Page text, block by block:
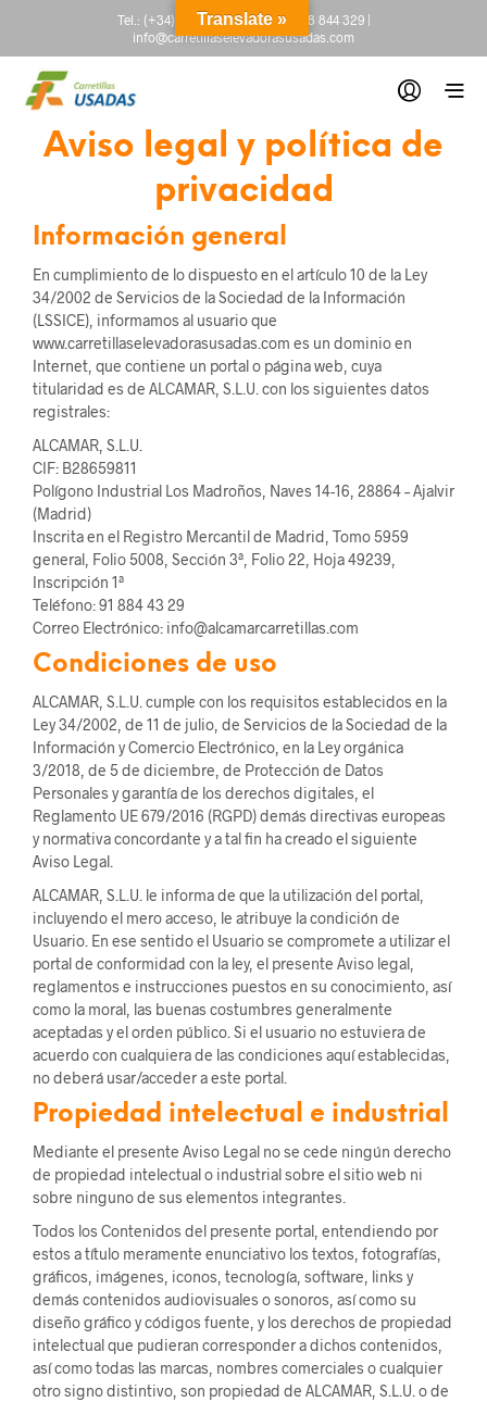
Tel.: (+34) 665 845 222-(+34) 918 844 329|
info@carretillaselevadorasusadas.com
Aviso legal y política de
privacidad
Información general
En cumplimiento de lo dispuesto en el artículo 10 de la Ley
34/2002 de Servicios de la Sociedad de la Información
(LSSICE), informamos al usuario que
www.carretillaselevadorasusadas.com es un dominio en
Internet, que contiene un portal o página web, cuya
titularidad es de ALCAMAR, S.L.U. con los siguientes datos
registrales:
ALCAMAR, S.L.U.
CIF: B28659811
Polígono Industrial Los Madroños, Naves 14-16, 28864 – Ajalvir
(Madrid)
Inscrita en el Registro Mercantil de Madrid, Tomo 5959
general, Folio 5008, Sección 3ª, Folio 22, Hoja 49239,
Inscripción 1ª
Teléfono: 91 884 43 29
Correo Electrónico: info@alcamarcarretillas.com
Condiciones de uso
ALCAMAR, S.L.U. cumple con los requisitos establecidos en la
Ley 34/2002, de 11 de julio, de Servicios de la Sociedad de la
Información y Comercio Electrónico, en la Ley orgánica
3/2018, de 5 de diciembre, de Protección de Datos
Personales y garantía de los derechos digitales, el
Reglamento UE 679/2016 (RGPD) demás directivas europeas
y normativa concordante y a tal fin ha creado el siguiente
Aviso Legal.
ALCAMAR, S.L.U. le informa de que la utilización del portal,
incluyendo el mero acceso, le atribuye la condición de
Usuario. En ese sentido el Usuario se compromete a utilizar el
portal de conformidad con la ley, el presente Aviso legal,
reglamentos e instrucciones puestos en su conocimiento, así
como la moral, las buenas costumbres generalmente
aceptadas y el orden público. Si el usuario no estuviera de
acuerdo con cualquiera de las condiciones aquí establecidas,
no deberá usar/acceder a este portal.
Propiedad intelectual e industrial
Mediante el presente Aviso Legal no se cede ningún derecho
de propiedad intelectual o industrial sobre el sitio web ni
sobre ninguno de sus elementos integrantes.
Todos los Contenidos del presente portal, entendiendo por
estos a título meramente enunciativo los textos, fotografías,
gráficos, imágenes, iconos, tecnología, software, links y
demás contenidos audiovisuales o sonoros, así como su
diseño gráfico y códigos fuente, y los derechos de propiedad
intelectual que pudieran corresponder a dichos contenidos,
así como todas las marcas, nombres comerciales o cualquier
otro signo distintivo, son propiedad de ALCAMAR, S.L.U. o de
Translate »